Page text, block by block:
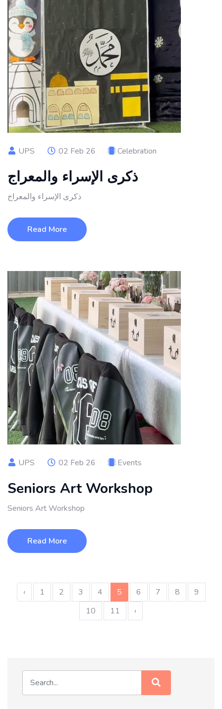
UPS 02 Feb 26 Celebration
ذكرى الإسراء والمعراج
ذكرى الإسراء والمعراج
Read More
UPS 02 Feb 26 Events
Seniors Art Workshop
Seniors Art Workshop
Read More
‹ 1 2 3 4 5 6 7 8
9
10
11 ›